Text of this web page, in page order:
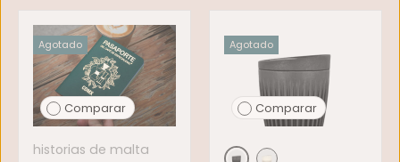
Agotado
Comparar
historias de malta
Agotado
Comparar